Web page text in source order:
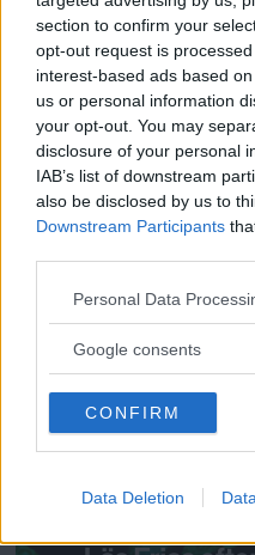
section to confirm your
opt-out request is
interest-based ads based
us or personal information
your opt-out. You may
disclosure of your personal
IAB’s list of downstream
also be disclosed by us to
Downstream Participants
Please note that this
not limited to your visit or
use your data for below
consent section.
Personal Data
Google consents
CONFIRM
Data Deletion
Läs Frias
Syreär Sveriges enda
finns både digitalt och i
Det som har framställts
annat än ett ägardirektiv
redaktionens ansvar,
linje med vad Svenska
rekommenderar för
garantera den
Guido Zeccola
ANNONSER